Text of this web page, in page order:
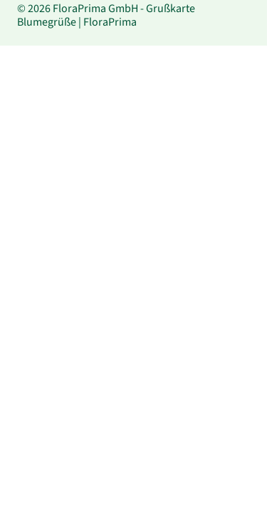
© 2026 FloraPrima GmbH - Grußkarte
Blumegrüße | FloraPrima